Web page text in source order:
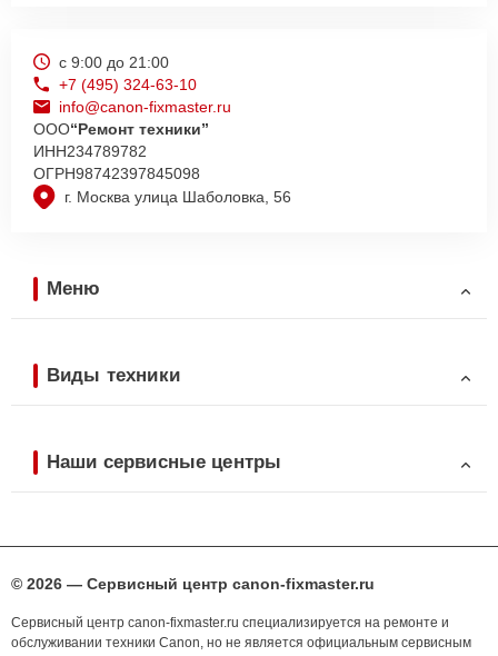
г. Москва улица Шаболовка, 56
с 9:00 до 21:00
+7 (495) 324-63-10
info@canon-fixmaster.ru
ООО“Ремонт техники”
ИНН234789782
ОГРН98742397845098
Меню
Виды техники
Наши сервисные центры
© 2026 — Сервисный центр canon-fixmaster.ru
Сервисный центр canon-fixmaster.ru специализируется на ремонте и
обслуживании техники Canon, но не является официальным сервисным